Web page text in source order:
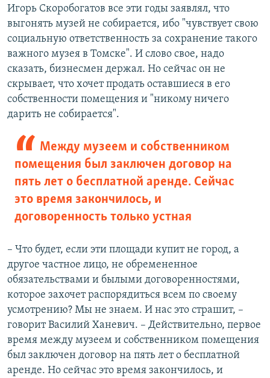
Игорь Скоробогатов все эти годы заявлял, что
выгонять музей не собирается, ибо "чувствует свою
социальную ответственность за сохранение такого
важного музея в Томске". И слово свое, надо
сказать, бизнесмен держал. Но сейчас он не
скрывает, что хочет продать оставшиеся в его
собственности помещения и "никому ничего
дарить не собирается".
Между музеем и собственником
помещения был заключен договор на
пять лет о бесплатной аренде. Сейчас
это время закончилось, и
договоренность только устная
– Что будет, если эти площади купит не город, а
другое частное лицо, не обремененное
обязательствами и былыми договоренностями,
которое захочет распорядиться всем по своему
усмотрению? Мы не знаем. И нас это страшит, –
говорит Василий Ханевич. – Действительно, первое
время между музеем и собственником помещения
был заключен договор на пять лет о бесплатной
аренде. Но сейчас это время закончилось, и